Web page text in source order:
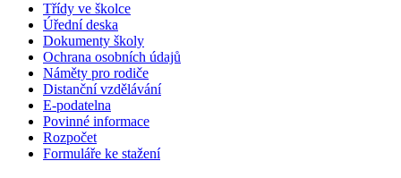
Třídy ve školce
Úřední deska
Dokumenty školy
Ochrana osobních údajů
Náměty pro rodiče
Distanční vzdělávání
E-podatelna
Povinné informace
Rozpočet
Formuláře ke stažení